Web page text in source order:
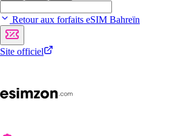
Retour aux forfaits eSIM Bahreïn
Site officiel